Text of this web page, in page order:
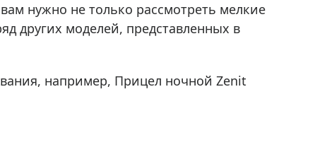
Видеоэндоскопы
Нивелиры оптические
нужно не только рассмотреть мелкие
других моделей, представленных в
например, Прицел ночной Zenit